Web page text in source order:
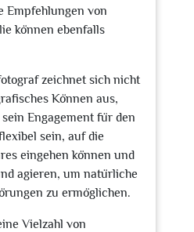
Empfehlungen von
können ebenfalls
zeichnet sich nicht
Können aus,
Engagement für den
sein, auf die
eingehen können und
agieren, um natürliche
zu ermöglichen.
Vielzahl von